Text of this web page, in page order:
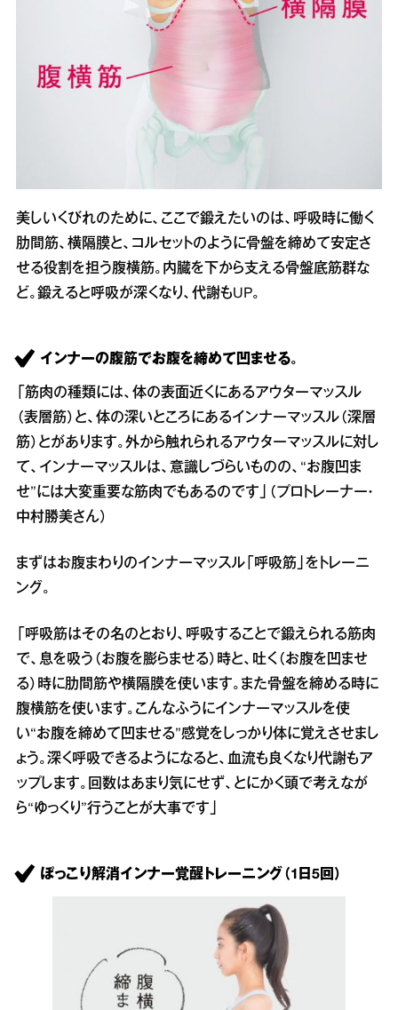
美しいくびれのために、ここで鍛えたいのは、呼吸時に働く
肋間筋、横隔膜と、コルセットのように骨盤を締めて安定さ
せる役割を担う腹横筋。内臓を下から支える骨盤底筋群な
ど。鍛えると呼吸が深くなり、代謝もUP。
インナーの腹筋でお腹を締めて凹ませる。
「筋肉の種類には、体の表面近くにあるアウターマッスル
（表層筋）と、体の深いところにあるインナーマッスル（深層
筋）とがあります。外から触れられるアウターマッスルに対し
て、インナーマッスルは、意識しづらいものの、“お腹凹ま
せ”には大変重要な筋肉でもあるのです」（プロトレーナー・
中村勝美さん）
まずはお腹まわりのインナーマッスル「呼吸筋」をトレーニ
ング。
「呼吸筋はその名のとおり、呼吸することで鍛えられる筋肉
で、息を吸う（お腹を膨らませる）時と、吐く（お腹を凹ませ
る）時に肋間筋や横隔膜を使います。また骨盤を締める時に
腹横筋を使います。こんなふうにインナーマッスルを使
い“お腹を締めて凹ませる”感覚をしっかり体に覚えさせまし
ょう。深く呼吸できるようになると、血流も良くなり代謝もア
ップします。回数はあまり気にせず、とにかく頭で考えなが
ら“ゆっくり”行うことが大事です」
ぽっこり解消インナー覚醒トレーニング（1日5回）